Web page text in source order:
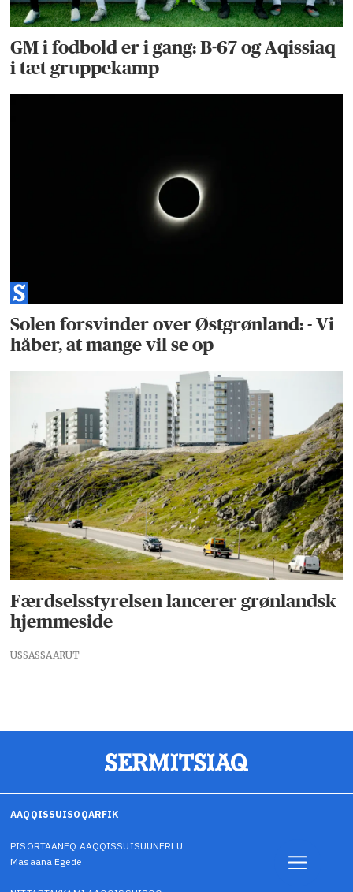
GM i fodbold er i gang: B-67 og Aqissiaq
i tæt gruppekamp
Solen forsvinder over Østgrønland: - Vi
håber, at mange vil se op
Færdselsstyrelsen lancerer grønlandsk
hjemmeside
USSASSAARUT
AAQQISSUISOQARFIK
PISORTAANEQ AAQQISSUISUUNERLU
Masaana Egede